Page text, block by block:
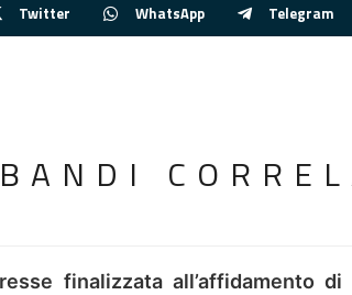
Twitter WhatsApp Telegram
finalizzata all’affidamento